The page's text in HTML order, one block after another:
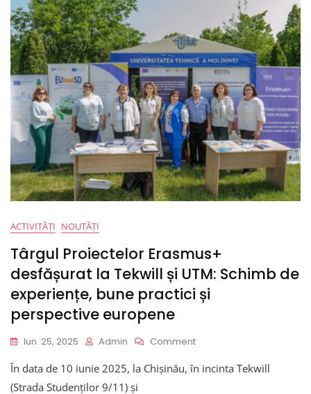
ACTIVITĂȚI NOUTĂȚI
Târgul Proiectelor Erasmus+
desfășurat la Tekwill și UTM: Schimb de
experiențe, bune practici și
perspective europene
Iun. 25, 2025 Admin CommentOn
Proiectelor
În data de 10 iunie 2025, la Chișinău, în incinta Tekwill
(Strada Studenților 9/11) și